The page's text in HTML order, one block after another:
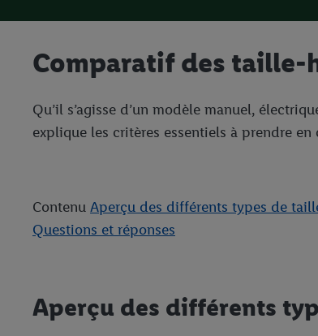
Comparatif des taille-
Qu’il s’agisse d’un modèle manuel,
explique les critères essentiels à prendre
Contenu Aperçu des différents types de
Questions et réponses
Aperçu des différents